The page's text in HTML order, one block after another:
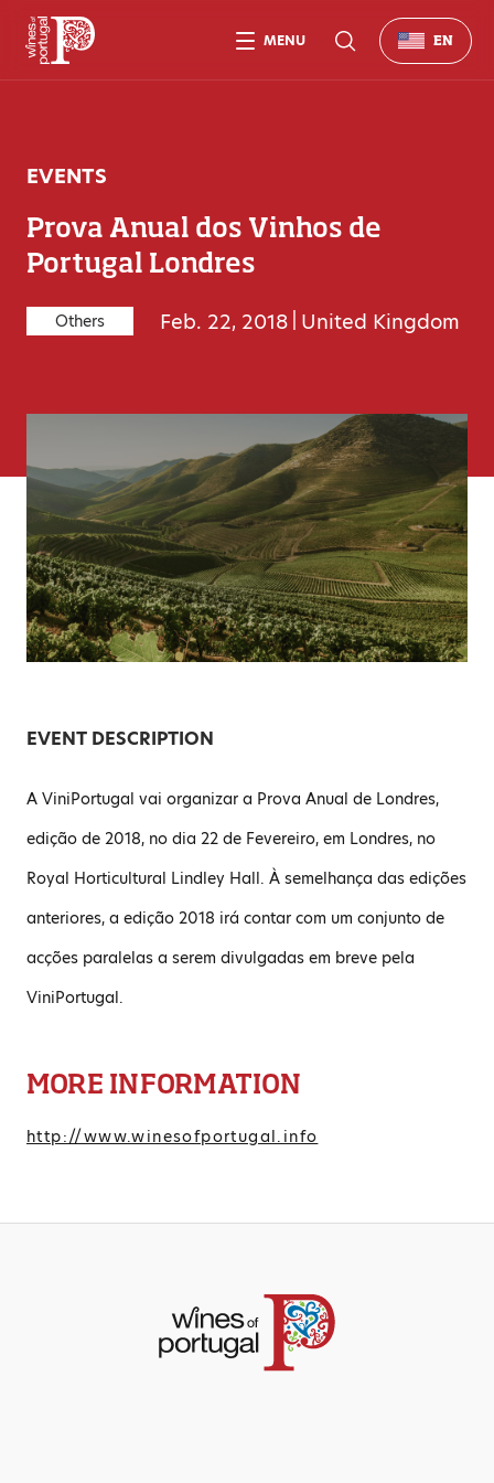
EVENTS
Prova Anual dos Vinhos de
Portugal Londres
Others Feb. 22, 2018 United Kingdom
EVENT DESCRIPTION
A ViniPortugal vai organizar a Prova Anual de Londres,
edição de 2018, no dia 22 de Fevereiro, em Londres, no
Royal Horticultural Lindley Hall. À semelhança das edições
anteriores, a edição 2018 irá contar com um conjunto de
acções paralelas a serem divulgadas em breve pela
ViniPortugal.
MORE INFORMATION
http://www.winesofportugal.info
MENU EN